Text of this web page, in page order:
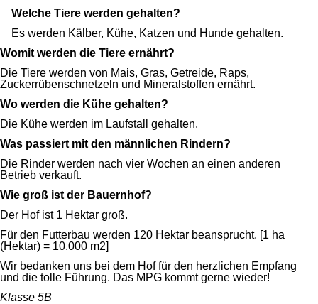
Welche Tiere werden gehalten?
Es werden Kälber, Kühe, Katzen und Hunde gehalten.
Womit werden die Tiere ernährt?
Die Tiere werden von Mais, Gras, Getreide, Raps,
Zuckerrübenschnetzeln und Mineralstoffen ernährt.
Wo werden die Kühe gehalten?
Die Kühe werden im Laufstall gehalten.
Was passiert mit den männlichen Rindern?
Die Rinder werden nach vier Wochen an einen anderen
Betrieb verkauft.
Wie groß ist der Bauernhof?
Der Hof ist 1 Hektar groß.
Für den Futterbau werden 120 Hektar beansprucht. [1 ha
(Hektar) = 10.000 m2]
Wir bedanken uns bei dem Hof für den herzlichen Empfang
und die tolle Führung. Das MPG kommt gerne wieder!
Klasse 5B